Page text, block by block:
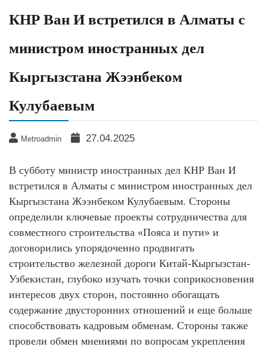
КНР Ван И встретился в Алматы с
министром иностранных дел
Кыргызстана Жээнбеком
Кулубаевым
Metroadmin 27.04.2025
В субботу министр иностранных дел КНР Ван И
встретился в Алматы с министром иностранных дел
Кыргызстана Жээнбеком Кулубаевым. Стороны
определили ключевые проекты сотрудничества для
совместного строительства «Пояса и пути» и
договорились упорядоченно продвигать
строительство железной дороги Китай-Кыргызстан-
Узбекистан, глубоко изучать точки соприкосновения
интересов двух сторон, постоянно обогащать
содержание двусторонних отношений и еще больше
способствовать кадровым обменам. Стороны также
провели обмен мнениями по вопросам укрепления